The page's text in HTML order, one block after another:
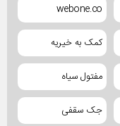
webone.co
کمک به خیریه
مفتول سیاه
جک سقفی